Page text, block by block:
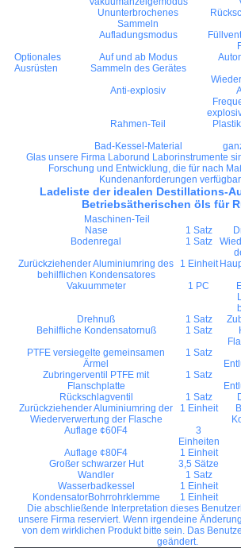
Ununterbrochenes
Sammeln
Aufladungsmodus
Optionales
Ausrüsten
Auf und ab Modus
Sammeln des Gerätes
Anti-explosiv
Rahmen-Teil
Bad-Kessel-Material
Glas unsere Firma Laborund Laborinstrumente
Forschung und Entwicklung, die für nach
Kundenanforderungen
Ladeliste der idealen Destillations-
Betriebsätherischen öls für
Maschinen-Teil
Nase
1 Satz
Bodenregal
1 Satz
Zurückziehender Aluminiumring des
behilflichen Kondensatores
1 Einheit
Vakuummeter
1 PC
Drehnuß
1 Satz
Behilfliche Kondensatornuß
1 Satz
PTFE versiegelte gemeinsamen
Ärmel
1 Satz
Zubringerventil PTFE mit
Flanschplatte
1 Satz
Rückschlagventil
1 Satz
Zurückziehender Aluminiumring der
Wiederverwertung der Flasche
1 Einheit
Auflage ¢60F4
3
Einheiten
Auflage ¢80F4
1 Einheit
Großer schwarzer Hut
3,5 Sätze
Wandler
1 Satz
Wasserbadkessel
1 Einheit
KondensatorBohrrohrklemme
1 Einheit
Die abschließende Interpretation dieses
unsere Firma reserviert. Wenn irgendeine
von dem wirklichen Produkt bitte sein. Das
geändert.